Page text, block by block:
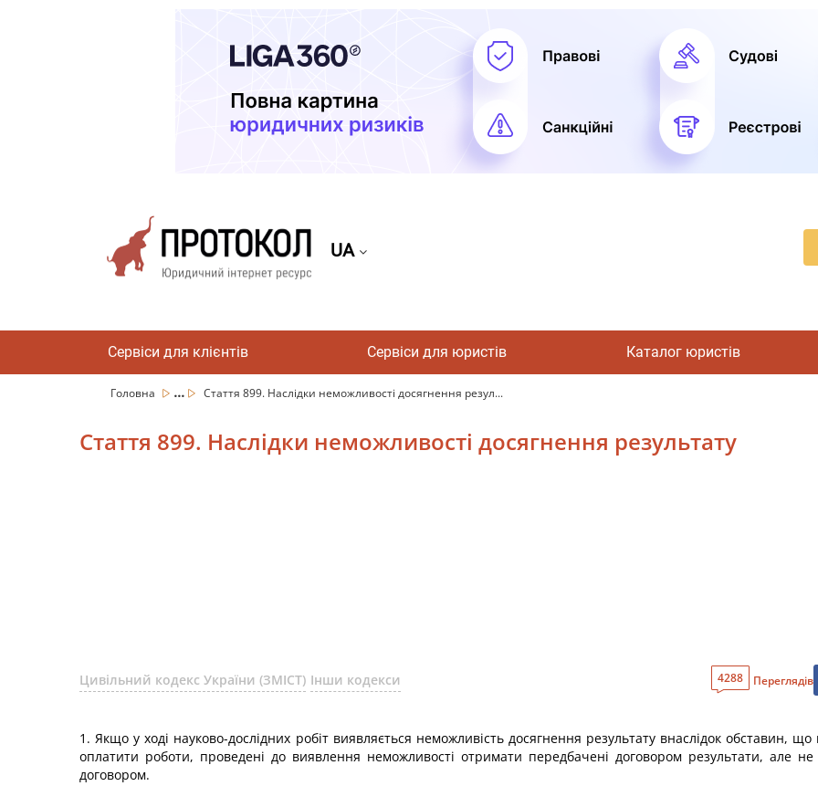
UA
Сервіси для клієнтів Сервіси для юристів Каталог юристів
Головна ... Стаття 899. Наслідки неможливості досягнення резул...
Стаття 899. Наслідки неможливості досягнення результату
Цивільний кодекс України (ЗМІСТ) Інши кодекси 4288 Переглядів
1. Якщо у ході науково-дослідних робіт виявляється неможливість досягнення результату внаслідок обставин,
оплатити роботи, проведені до виявлення неможливості отримати передбачені договором результати, але
договором.